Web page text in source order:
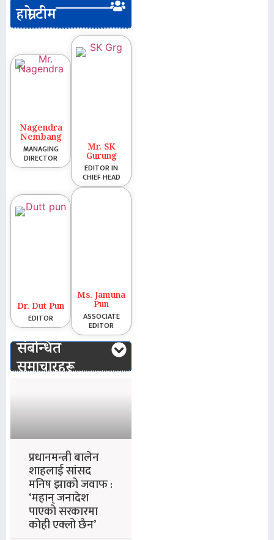
हाम्रो टीम
Nagendra
Nembang
MANAGING
DIRECTOR
Mr. SK
Gurung
EDITOR IN
CHIEF HEAD
Dr. Dut Pun
EDITOR
Ms. Jamuna
Pun
ASSOCIATE
EDITOR
संबन्धित
समाचारहरू
प्रधानमन्त्री बालेन
शाहलाई सांसद
मनिष झाको जवाफ :
‘महान् जनादेश
पाएको सरकारमा
कोही एक्लो छैन’